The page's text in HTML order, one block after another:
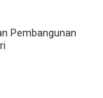
Pembangunan